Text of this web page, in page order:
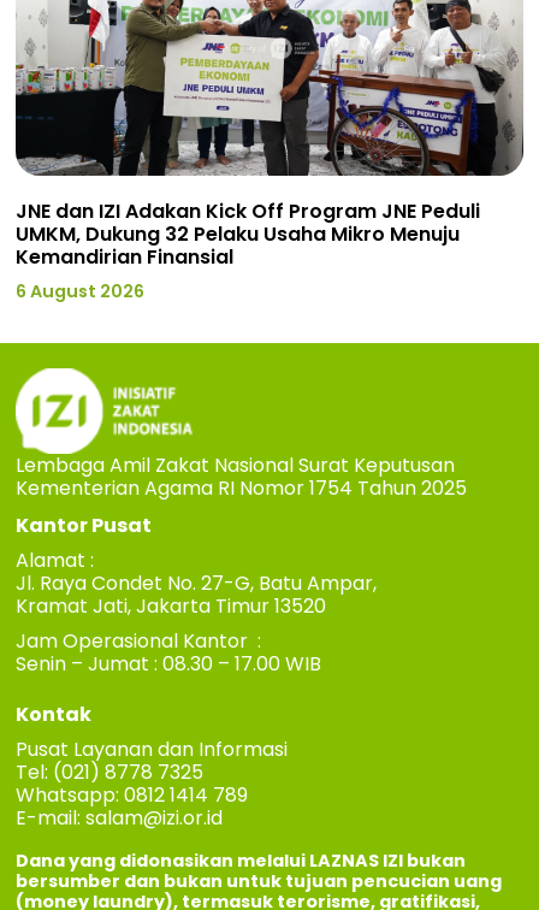
JNE dan IZI Adakan Kick Off Program JNE Peduli
UMKM, Dukung 32 Pelaku Usaha Mikro Menuju
Kemandirian Finansial
6 August 2026
Lembaga Amil Zakat Nasional Surat Keputusan
Kementerian Agama RI Nomor 1754 Tahun 2025
Kantor Pusat
Alamat :
Jl. Raya Condet No. 27-G, Batu Ampar,
Kramat Jati, Jakarta Timur 13520
Jam Operasional Kantor :
Senin – Jumat : 08.30 – 17.00 WIB
Kontak
Pusat Layanan dan Informasi
Tel: (021) 8778 7325
Whatsapp: 0812 1414 789
E-mail:salam@izi.or.id
Dana yang didonasikan melalui LAZNAS IZI bukan
bersumber dan bukan untuk tujuan pencucian uang
(money laundry), termasuk terorisme, gratifikasi,